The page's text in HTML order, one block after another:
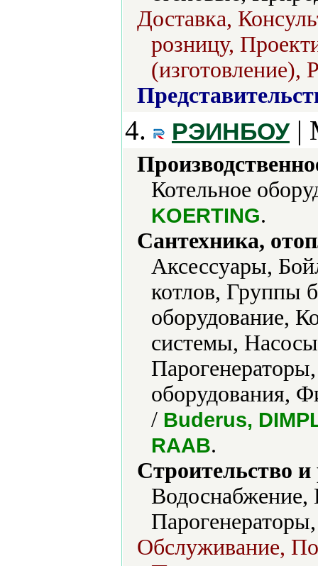
Доставка,
розницу,
(изготовление),
4. РЭИНБОУ|
Котельное
KOERTING.
Сантехника,
Аксессуары,
котлов, Группы
оборудование,
системы,
оборудования,
/ Buderus,
RAAB.
Строительство
Водоснабжение,
Обслуживание,